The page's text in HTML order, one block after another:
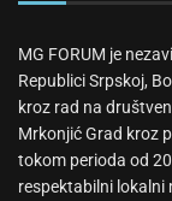
MG FORUM je
Republici Srpskoj,
kroz rad na
Mrkonjić Grad kroz
tokom perioda od
respektabilni lokalni